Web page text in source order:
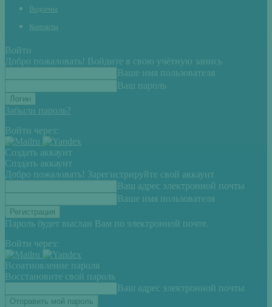
Водоемы
Контакты
Войти
Добро пожаловать! Войдите в свою учётную запись
Ваше имя пользователя
Ваш пароль
Забыли пароль?
Войти через:
Создать аккаунт
Создать аккаунт
Добро пожаловать! Зарегистрируйте свой аккаунт
Ваш адрес электронной почты
Ваше имя пользователя
Пароль будет выслан Вам по электронной почте.
Войти через:
Всоатновление пароля
Восстановите свой пароль
Ваш адрес электронной почты